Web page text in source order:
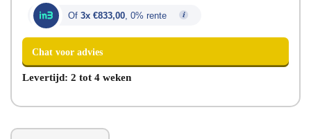
Of 3x €833,00 , 0% rente
Levertijd: 2 tot 4 weken